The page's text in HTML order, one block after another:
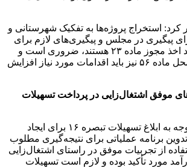
کرد: استخراج پروژه‌ها به تفکیک شهرستانی و
برای پیگیری در مجلس و پیگیری‌های لازم برای
پروژه‌هایی که نیازمند اخذ مجوز ماده ۲۳ هستند، ضروری است و
برای جذب منابع از محل ماده ۵۶ نیز باید اقدامات مورد نیاز افزایش
موفق اشتغال‌زایی در پرداخت تسهیلات
عاملی ادامه داد: با توجه به ابلاغ تسهیلات تبصره ۱۶ برای ایجاد
برنامه عملیاتی برای نتیجه‌گیری مطلوب
از تجربیات موفق در راستای اشتغال‌زایی
مورد تأکید بوده و لازم است تسهیلات